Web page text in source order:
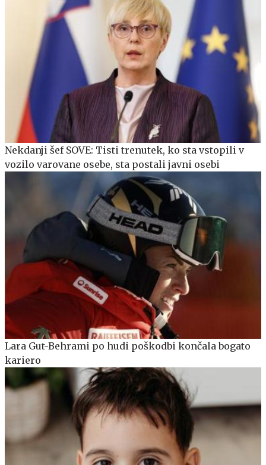
Nekdanji šef SOVE: Tisti trenutek, ko sta vstopili v
vozilo varovane osebe, sta postali javni osebi
Lara Gut-Behrami po hudi poškodbi končala bogato
kariero